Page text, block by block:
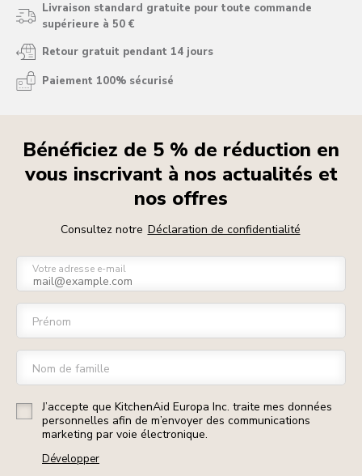
Livraison standard gratuite pour toute commande
supérieure à 50 €
Retour gratuit pendant 14 jours
Paiement 100% sécurisé
Bénéficiez de 5 % de réduction en
vous inscrivant à nos actualités et
nos offres
Consultez notre Déclaration de confidentialité
Votre adresse e-mail
Prénom
Nom de famille
J’accepte que KitchenAid Europa Inc. traite mes données
personnelles afin de m’envoyer des communications
marketing par voie électronique.
Développer